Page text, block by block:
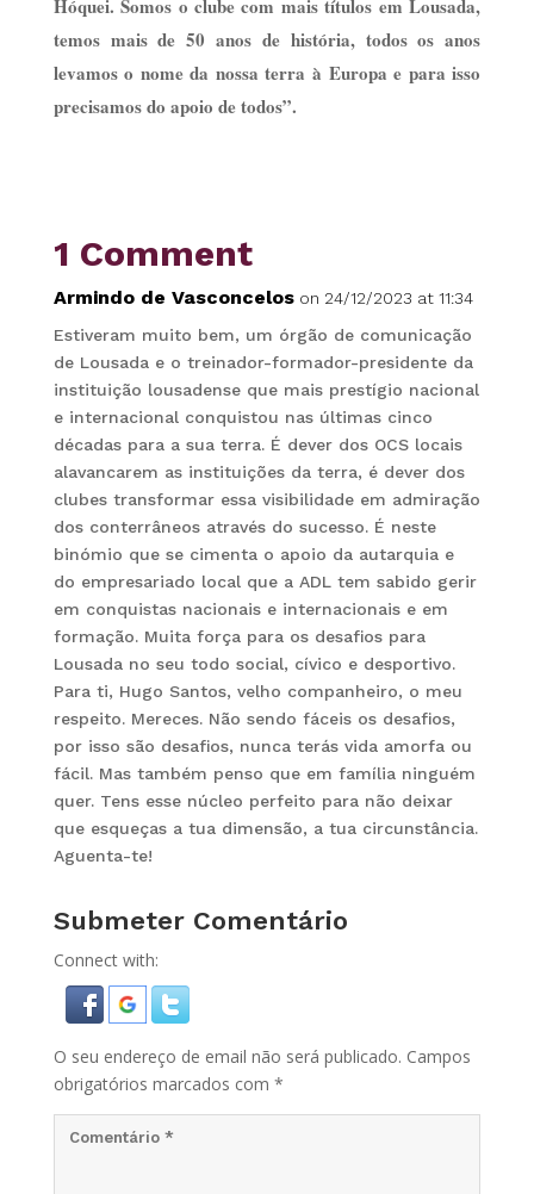
Hóquei. Somos o clube com mais títulos em Lousada,
temos mais de 50 anos de história, todos os anos
levamos o nome da nossa terra à Europa e para isso
precisamos do apoio de todos”.
1 Comment
Armindo de Vasconcelos on 24/12/2023 at 11:34
Estiveram muito bem, um órgão de comunicação
de Lousada e o treinador-formador-presidente da
instituição lousadense que mais prestígio nacional
e internacional conquistou nas últimas cinco
décadas para a sua terra. É dever dos OCS locais
alavancarem as instituições da terra, é dever dos
clubes transformar essa visibilidade em admiração
dos conterrâneos através do sucesso. É neste
binómio que se cimenta o apoio da autarquia e
do empresariado local que a ADL tem sabido gerir
em conquistas nacionais e internacionais e em
formação. Muita força para os desafios para
Lousada no seu todo social, cívico e desportivo.
Para ti, Hugo Santos, velho companheiro, o meu
respeito. Mereces. Não sendo fáceis os desafios,
por isso são desafios, nunca terás vida amorfa ou
fácil. Mas também penso que em família ninguém
quer. Tens esse núcleo perfeito para não deixar
que esqueças a tua dimensão, a tua circunstância.
Aguenta-te!
Submeter Comentário
Connect with:
O seu endereço de email não será publicado. Campos
obrigatórios marcados com *